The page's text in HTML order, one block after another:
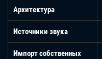
Архитектура
Источники звука
Импорт собственных